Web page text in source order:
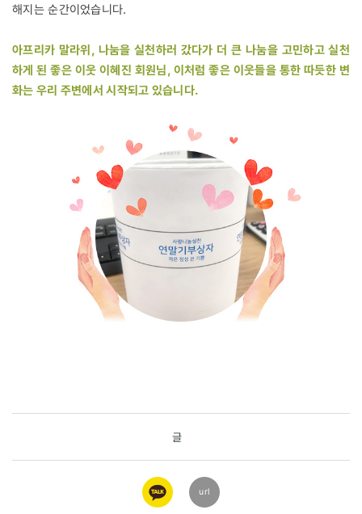
해지는 순간이었습니다.
아프리카 말라위, 나눔을 실천하러 갔다가 더 큰 나눔을 고민하고 실천
하게 된 좋은 이웃 이혜진 회원님, 이처럼 좋은 이웃들을 통한 따듯한 변
화는 우리 주변에서 시작되고 있습니다.
글
카카오
링크
url